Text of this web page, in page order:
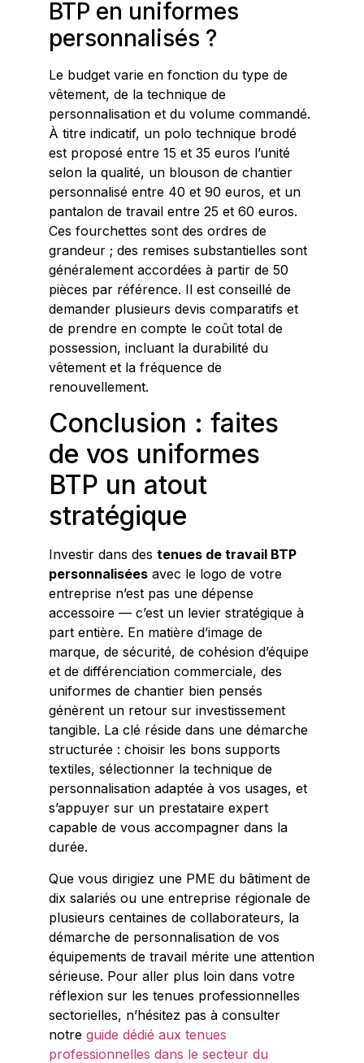
BTP en uniformes
personnalisés ?
Le budget varie en fonction du type de
vêtement, de la technique de
personnalisation et du volume commandé.
À titre indicatif, un polo technique brodé
est proposé entre 15 et 35 euros l’unité
selon la qualité, un blouson de chantier
personnalisé entre 40 et 90 euros, et un
pantalon de travail entre 25 et 60 euros.
Ces fourchettes sont des ordres de
grandeur ; des remises substantielles sont
généralement accordées à partir de 50
pièces par référence. Il est conseillé de
demander plusieurs devis comparatifs et
de prendre en compte le coût total de
possession, incluant la durabilité du
vêtement et la fréquence de
renouvellement.
Conclusion : faites
de vos uniformes
BTP un atout
stratégique
Investir dans des tenues de travail BTP
personnalisées avec le logo de votre
entreprise n’est pas une dépense
accessoire — c’est un levier stratégique à
part entière. En matière d’image de
marque, de sécurité, de cohésion d’équipe
et de différenciation commerciale, des
uniformes de chantier bien pensés
génèrent un retour sur investissement
tangible. La clé réside dans une démarche
structurée : choisir les bons supports
textiles, sélectionner la technique de
personnalisation adaptée à vos usages, et
s’appuyer sur un prestataire expert
capable de vous accompagner dans la
durée.
Que vous dirigiez une PME du bâtiment de
dix salariés ou une entreprise régionale de
plusieurs centaines de collaborateurs, la
démarche de personnalisation de vos
équipements de travail mérite une attention
sérieuse. Pour aller plus loin dans votre
réflexion sur les tenues professionnelles
sectorielles, n’hésitez pas à consulter
notre guide dédié aux tenues
professionnelles dans le secteur du